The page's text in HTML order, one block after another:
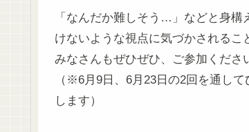
「なんだか難しそう…」などと身
けないような視点に気づかされるこ
みなさんもぜひぜひ、ご参加くださ
（※6月9日、6月23日の2回を通し
します）